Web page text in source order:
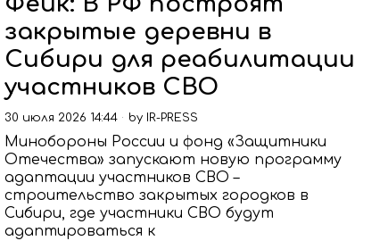
закрытые деревни в
Сибири для реабилитации
участников СВО
30 июля 2026 14:44 by IR-PRESS
Минобороны России и фонд «Защитники
Отечества» запускают новую программу
адаптации участников СВО –
строительство закрытых городков в
Сибири, где участники СВО будут
адаптироваться к